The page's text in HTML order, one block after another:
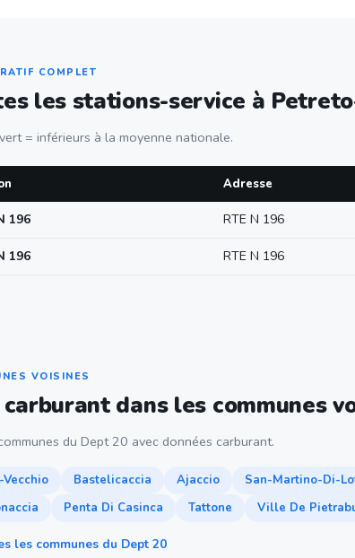
COMPLET
les stations-service à
= inférieurs à la moyenne nationale.
Adresse
196 RTE N 196
196 RTE N 196
VOISINES
dans les communes
du Dept 20 avec données carburant.
Vecchio Bastelicaccia Ajaccio San-Martino-Di-
Penta Di Casinca Tattone Ville De
les communes du Dept 20